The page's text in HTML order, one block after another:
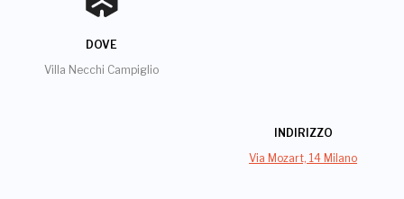
DOVE
Villa Necchi Campiglio
INDIRIZZO
Via Mozart, 14 Milano